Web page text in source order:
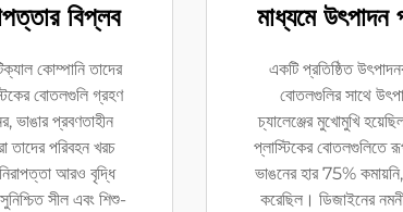
বিপ্লব
কোম্পানি তাদের
বোতলগুলি গ্রহণ
ভাঙার প্রবণতাহীন
তাদের পরিবহন খরচ
আরও বৃদ্ধি
সীল এবং শিশু-
মাধ্যমে উৎপাদন
একটি প্রতিষ্ঠিত
বোতলগুলির সাথে
চ্যালেঞ্জের মুখোমুখি
প্লাস্টিকের বোতলগুলিতে
ভাঙনের হার 75%
করেছিল। ডিজাইনের